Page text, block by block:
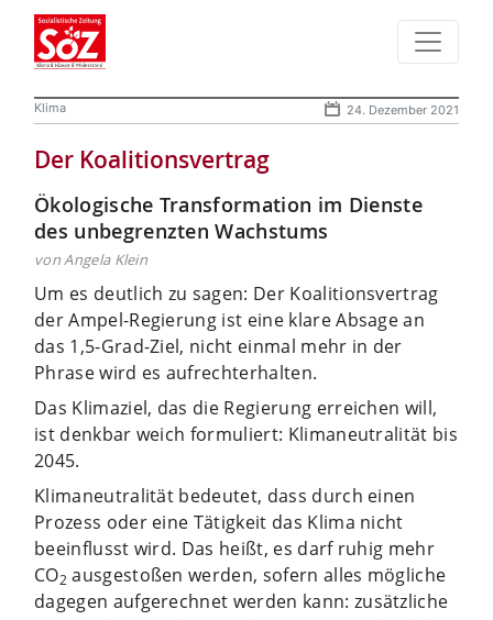
Klima 24. Dezember 2021
Der Koalitionsvertrag
Ökologische Transformation im Dienste
des unbegrenzten Wachstums
von Angela Klein
Um es deutlich zu sagen: Der Koalitionsvertrag
der Ampel-Regierung ist eine klare Absage an
das 1,5-Grad-Ziel, nicht einmal mehr in der
Phrase wird es aufrechterhalten.
Das Klimaziel, das die Regierung erreichen will,
ist denkbar weich formuliert: Klimaneutralität bis
2045.
Klimaneutralität bedeutet, dass durch einen
Prozess oder eine Tätigkeit das Klima nicht
beeinflusst wird. Das heißt, es darf ruhig mehr
CO2 ausgestoßen werden, sofern alles mögliche
dagegen aufgerechnet werden kann: zusätzliche